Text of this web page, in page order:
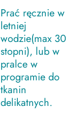
Prać ręcznie w
letniej
wodzie(max 30
stopni), lub w
pralce w
programie do
tkanin
delikatnych.